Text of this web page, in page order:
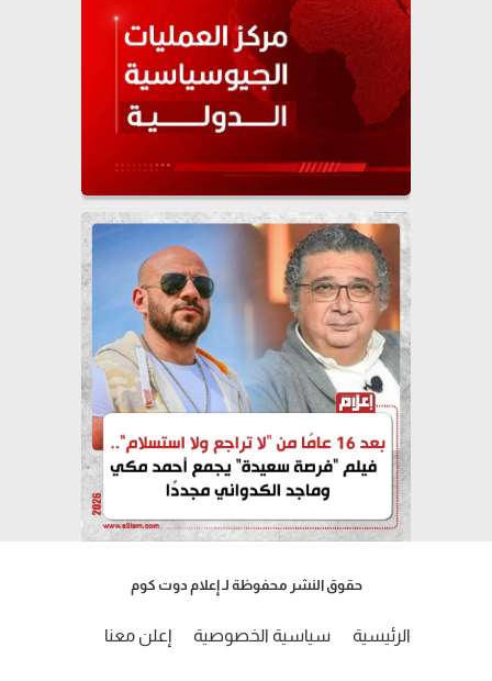
حقوق النشر محفوظة لـ إعلام دوت كوم
الرئيسية سياسية الخصوصية إعلن معنا